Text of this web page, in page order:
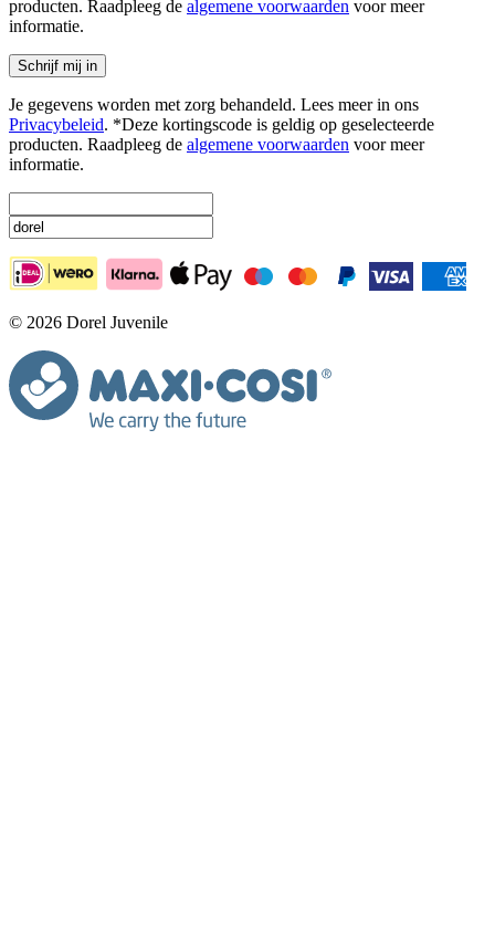
producten. Raadpleeg de algemene voorwaarden voor meer
informatie.
Schrijf mij in
Je gegevens worden met zorg behandeld. Lees meer in ons
Privacybeleid. *Deze kortingscode is geldig op geselecteerde
producten. Raadpleeg de algemene voorwaarden voor meer
informatie.
© 2026 Dorel Juvenile